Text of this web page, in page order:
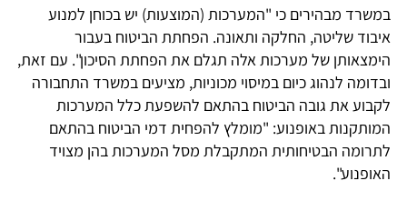
במשרד מבהירים כי "המערכות (המוצעות) יש בכוחן למנוע
איבוד שליטה, החלקה ותאונה. הפחתת הביטוח בעבור
הימצאותן של מערכות אלה תגלם את הפחתת הסיכון". עם זאת,
ובדומה לנהוג כיום במיסוי מכוניות, מציעים במשרד התחבורה
לקבוע את גובה הביטוח בהתאם להשפעת כלל המערכות
המותקנות באופנוע: "מומלץ להפחית דמי הביטוח בהתאם
לתרומה הבטיחותית המתקבלת מסל המערכות בהן מצויד
האופנוע".